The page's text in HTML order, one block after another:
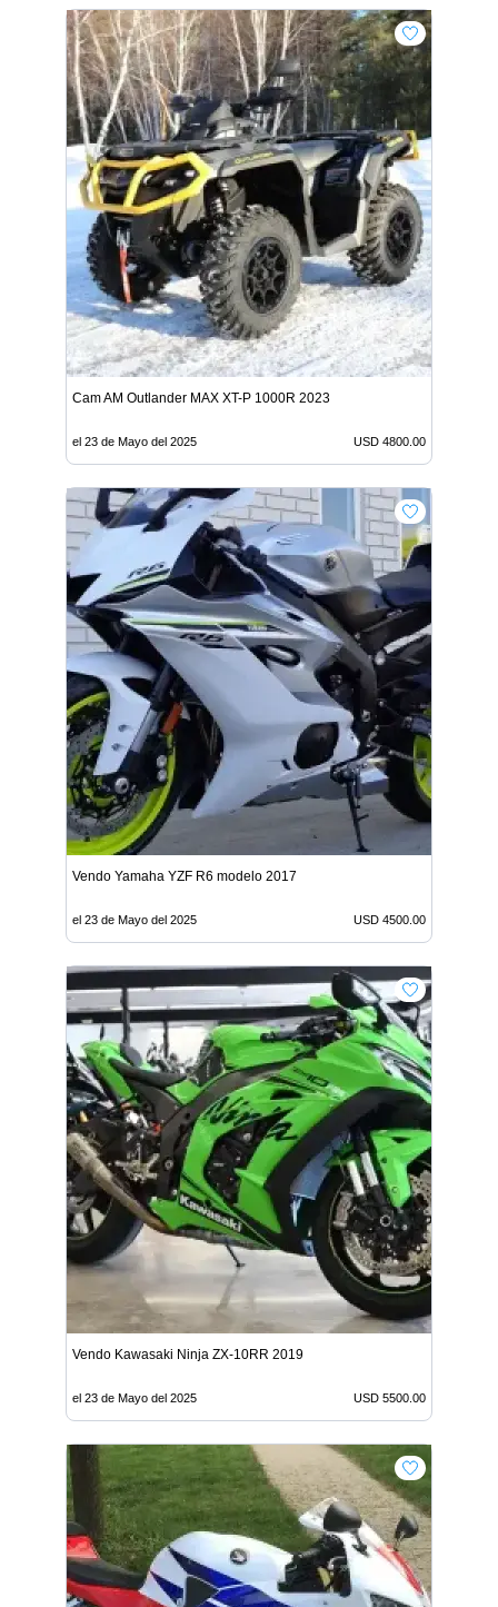
Cam AM Outlander MAX XT-P 1000R 2023
el 23 de Mayo del 2025 USD 4800.00
Vendo Yamaha YZF R6 modelo 2017
el 23 de Mayo del 2025 USD 4500.00
Vendo Kawasaki Ninja ZX-10RR 2019
el 23 de Mayo del 2025 USD 5500.00